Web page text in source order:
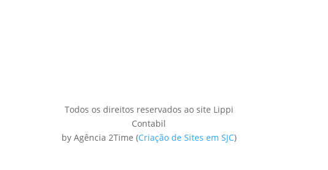
Todos os direitos reservados ao site Lippi
Contabil
by Agência 2Time (Criação de Sites em SJC)